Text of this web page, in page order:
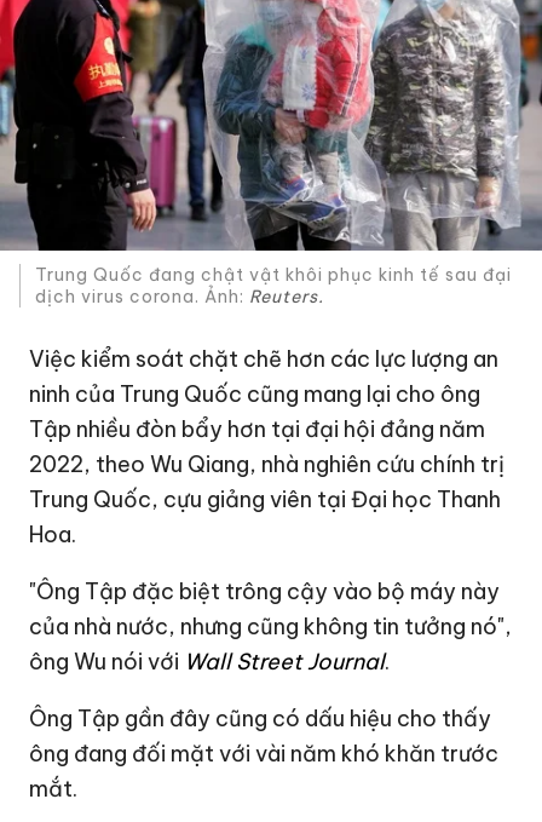
Trung Quốc đang chật vật khôi phục kinh tế sau đại
dịch virus corona. Ảnh: Reuters.
Việc kiểm soát chặt chẽ hơn các lực lượng an
ninh của Trung Quốc cũng mang lại cho ông
Tập nhiều đòn bẩy hơn tại đại hội đảng năm
2022, theo Wu Qiang, nhà nghiên cứu chính trị
Trung Quốc, cựu giảng viên tại Đại học Thanh
Hoa.
"Ông Tập đặc biệt trông cậy vào bộ máy này
của nhà nước, nhưng cũng không tin tưởng nó",
ông Wu nói với Wall Street Journal.
Ông Tập gần đây cũng có dấu hiệu cho thấy
ông đang đối mặt với vài năm khó khăn trước
mắt.